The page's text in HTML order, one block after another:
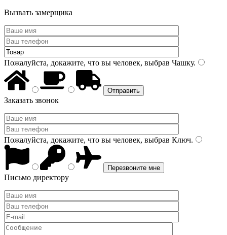
Вызвать замерщика
Пожалуйста, докажите, что вы человек, выбрав Чашку.
Заказать звонок
Пожалуйста, докажите, что вы человек, выбрав Ключ.
Письмо директору